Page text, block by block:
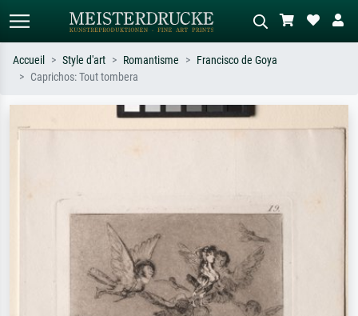
Recherchez par artiste, titre ou style –
ex. Monet, Nuit étoilée,
Décrivez la scène – ex. prairie verte,
abstrait avec beaucoup de rouge,
Accueil Style d'art Romantisme
Francisco de Goya
Caprichos: Tout tombera